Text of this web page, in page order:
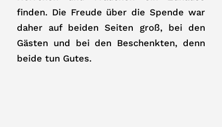
finden. Die Freude über die Spende war
daher auf beiden Seiten groß, bei den
Gästen und bei den Beschenkten, denn
beide tun Gutes.